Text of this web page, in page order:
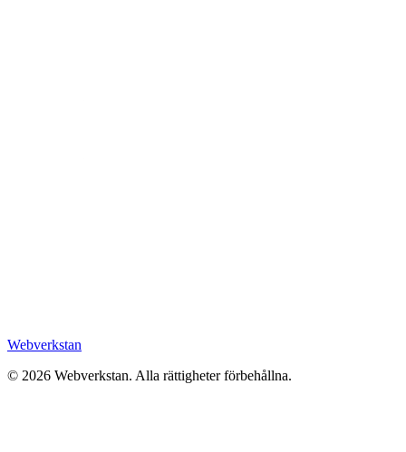
Webverkstan
© 2026 Webverkstan. Alla rättigheter förbehållna.